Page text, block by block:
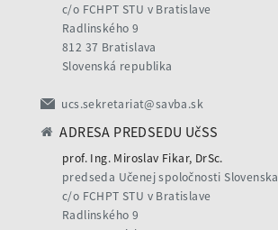
c/o FCHPT STU v Bratislave
Radlinského 9
812 37 Bratislava
Slovenská republika
ucs.sekretariat@savba.sk
ADRESA PREDSEDU UčSS
prof. Ing. Miroslav Fikar, DrSc.
predseda Učenej spoločnosti Slovenska
c/o FCHPT STU v Bratislave
Radlinského 9